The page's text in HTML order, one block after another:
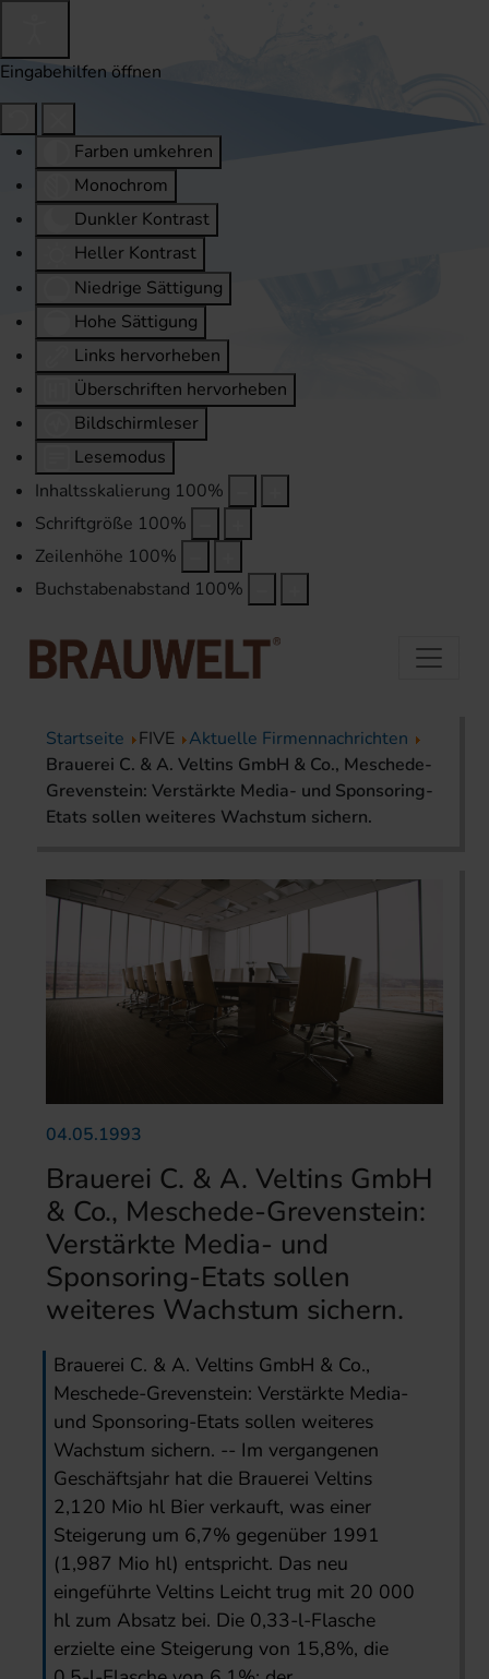
Eingabehilfen öffnen
Farben umkehren
Monochrom
Dunkler Kontrast
Heller Kontrast
Niedrige Sättigung
Hohe Sättigung
Links hervorheben
Überschriften hervorheben
Bildschirmleser
Lesemodus
Inhaltsskalierung 100%
Schriftgröße 100%
Zeilenhöhe 100%
Buchstabenabstand 100%
Startseite FIVE
Aktuelle Firmennachrichten
Brauerei C. & A. Veltins GmbH & Co., Meschede-
Grevenstein: Verstärkte Media- und Sponsoring-
Etats sollen weiteres Wachstum sichern.
04.05.1993
Brauerei C. & A. Veltins GmbH
& Co., Meschede-Grevenstein:
Verstärkte Media- und
Sponsoring-Etats sollen
weiteres Wachstum sichern.
Brauerei C. & A. Veltins GmbH & Co.,
Meschede-Grevenstein: Verstärkte Media-
und Sponsoring-Etats sollen weiteres
Wachstum sichern. -- Im vergangenen
Geschäftsjahr hat die Brauerei Veltins
2,120 Mio hl Bier verkauft, was einer
Steigerung um 6,7% gegenüber 1991
(1,987 Mio hl) entspricht. Das neu
eingeführte Veltins Leicht trug mit 20 000
hl zum Absatz bei. Die 0,33-l-Flasche
erzielte eine Steigerung von 15,8%, die